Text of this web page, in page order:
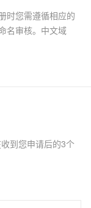
时您需遵循相应的
名审核。中文域
到您申请后的3个